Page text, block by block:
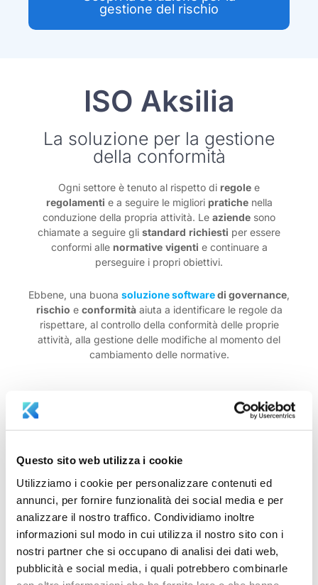
Questo sito web utilizza i cookie
Utilizziamo i cookie per personalizzare contenuti ed
annunci, per fornire funzionalità dei social media e per
analizzare il nostro traffico. Condividiamo inoltre
informazioni sul modo in cui utilizza il nostro sito con i
nostri partner che si occupano di analisi dei dati web,
pubblicità e social media, i quali potrebbero combinarle
gestione del rischio
ISO Aksilia
La soluzione per la gestione
della conformità
Ogni settore è tenuto al rispetto di regole e
regolamenti e a seguire le migliori pratichenella
conduzione della propria attività. Le aziende sono
chiamate a seguire gli standard richiesti per essere
conformi alle normative vigenti e continuare a
perseguire i propri obiettivi.
Ebbene, una buona soluzione softwaredi governance,
rischio e conformitàaiuta a identificare le regole da
rispettare, al controllo della conformità delle proprie
attività, alla gestione delle modifiche al momento del
cambiamento delle normative.
Scopri la soluzione per la
conformità